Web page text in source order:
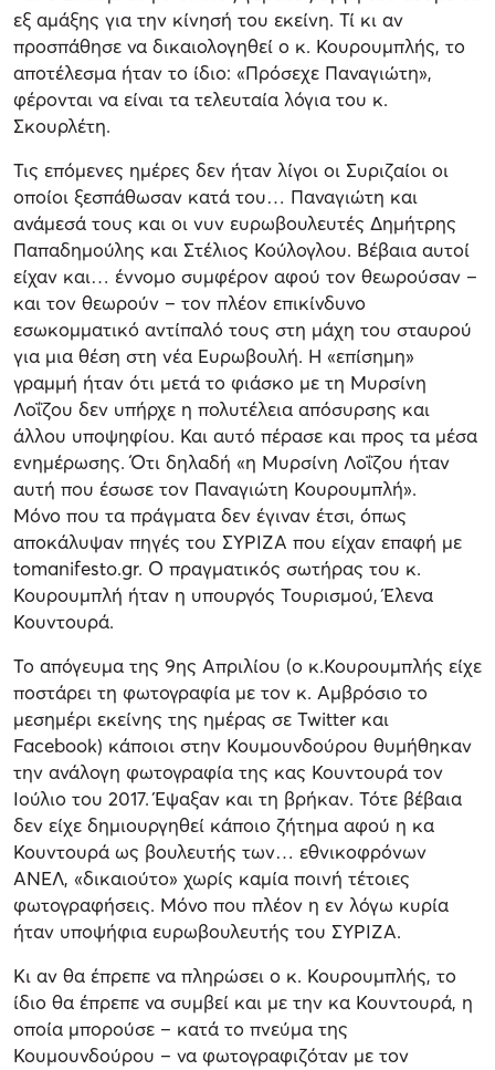
εξ αμάξης για την κίνησή του εκείνη. Τί κι αν
προσπάθησε να δικαιολογηθεί ο κ. Κουρουμπλής, το
αποτέλεσμα ήταν το ίδιο: «Πρόσεχε Παναγιώτη»,
φέρονται να είναι τα τελευταία λόγια του κ.
Σκουρλέτη.
Τις επόμενες ημέρες δεν ήταν λίγοι οι Συριζαίοι οι
οποίοι ξεσπάθωσαν κατά του… Παναγιώτη και
ανάμεσά τους και οι νυν ευρωβουλευτές Δημήτρης
Παπαδημούλης και Στέλιος Κούλογλου. Βέβαια αυτοί
είχαν και… έννομο συμφέρον αφού τον θεωρούσαν –
και τον θεωρούν – τον πλέον επικίνδυνο
εσωκομματικό αντίπαλό τους στη μάχη του σταυρού
για μια θέση στη νέα Ευρωβουλή. Η «επίσημη»
γραμμή ήταν ότι μετά το φιάσκο με τη Μυρσίνη
Λοΐζου δεν υπήρχε η πολυτέλεια απόσυρσης και
άλλου υποψηφίου. Και αυτό πέρασε και προς τα μέσα
ενημέρωσης. Ότι δηλαδή «η Μυρσίνη Λοΐζου ήταν
αυτή που έσωσε τον Παναγιώτη Κουρουμπλή».
Μόνο που τα πράγματα δεν έγιναν έτσι, όπως
αποκάλυψαν πηγές του ΣΥΡΙΖΑ που είχαν επαφή με
tomanifesto.gr. Ο πραγματικός σωτήρας του κ.
Κουρουμπλή ήταν η υπουργός Τουρισμού, Έλενα
Κουντουρά.
Το απόγευμα της 9ης Απριλίου (ο κ.Κουρουμπλής είχε
ποστάρει τη φωτογραφία με τον κ. Αμβρόσιο το
μεσημέρι εκείνης της ημέρας σε Twitter και
Facebook) κάποιοι στην Κουμουνδούρου θυμήθηκαν
την ανάλογη φωτογραφία της κας Κουντουρά τον
Ιούλιο του 2017. Έψαξαν και τη βρήκαν. Τότε βέβαια
δεν είχε δημιουργηθεί κάποιο ζήτημα αφού η κα
Κουντουρά ως βουλευτής των… εθνικοφρόνων
ΑΝΕΛ, «δικαιούτο» χωρίς καμία ποινή τέτοιες
φωτογραφήσεις. Μόνο που πλέον η εν λόγω κυρία
ήταν υποψήφια ευρωβουλευτής του ΣΥΡΙΖΑ.
Κι αν θα έπρεπε να πληρώσει ο κ. Κουρουμπλής, το
ίδιο θα έπρεπε να συμβεί και με την κα Κουντουρά, η
οποία μπορούσε – κατά το πνεύμα της
Κουμουνδούρου – να φωτογραφιζόταν με τον